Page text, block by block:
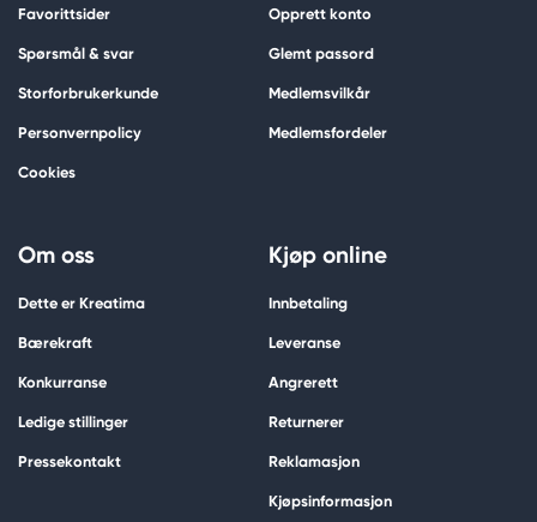
Favorittsider
Spørsmål & svar
Storforbrukerkunde
Personvernpolicy
Cookies
Opprett konto
Glemt passord
Medlemsvilkår
Medlemsfordeler
Om oss
Dette er Kreatima
Bærekraft
Konkurranse
Ledige stillinger
Pressekontakt
Kjøp online
Innbetaling
Leveranse
Angrerett
Returnerer
Reklamasjon
Kjøpsinformasjon